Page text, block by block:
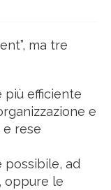
ma tre
più efficiente
e
rese
possibile, ad
oppure le